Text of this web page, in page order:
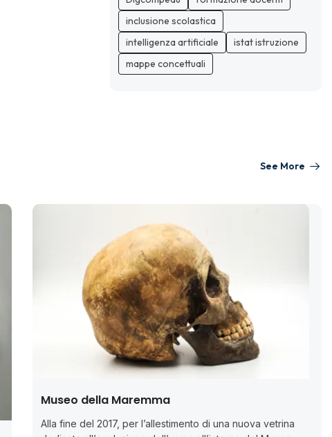
inclusione scolastica
intelligenza artificiale
istat istruzione
mappe concettuali
See More
Museo della Maremma
Alla fine del 2017, per l’allestimento di una nuova vetrina